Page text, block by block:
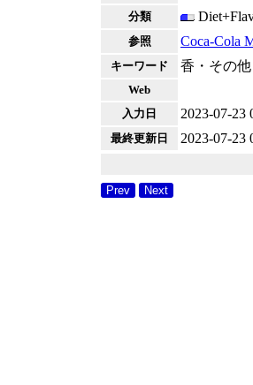
分類
参照 Coca-Cola
キーワード 香・その他
Web
入力日
2023-07-23
最終更新日 2023-07-23
Prev
Next